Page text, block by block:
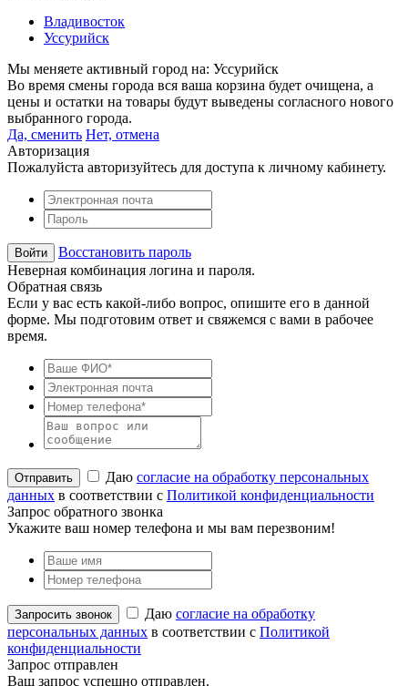
Владивосток
Уссурийск
Мы меняете активный город на: Уссурийск
Во время смены города вся ваша корзина будет очищена, а
цены и остатки на товары будут выведены согласного нового
выбранного города.
Да, сменить Нет, отмена
Авторизация
Пожалуйста авторизуйтесь для доступа к личному кабинету.
Восстановить пароль
Неверная комбинация логина и пароля.
Обратная связь
Если у вас есть какой-либо вопрос, опишите его в данной
форме. Мы подготовим ответ и свяжемся с вами в рабочее
время.
Даю согласие на обработку персональных
данных в соответствии с Политикой конфиденциальности
Запрос обратного звонка
Укажите ваш номер телефона и мы вам перезвоним!
Даю согласие на обработку
персональных данных в соответствии с Политикой
конфиденциальности
Запрос отправлен
Ваш запрос успешно отправлен.